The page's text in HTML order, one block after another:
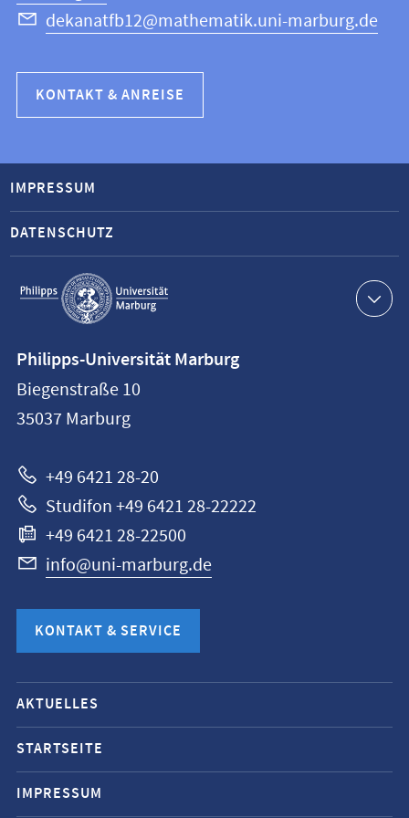
dekanatfb12@mathematik.uni-marburg.de
KONTAKT & ANREISE
Service-
Navigation
IMPRESSUM
DATENSCHUTZ
Philipps-
Universität
Marburg
Philipps-Universität Marburg
Biegenstraße 10
35037 Marburg
+49 6421 28-20
Studifon +49 6421 28-22222
+49 6421 28-22500
info@uni-marburg.de
KONTAKT & SERVICE
Mobile-
Service-
Navigation
und
Social
AKTUELLES
STARTSEITE
IMPRESSUM